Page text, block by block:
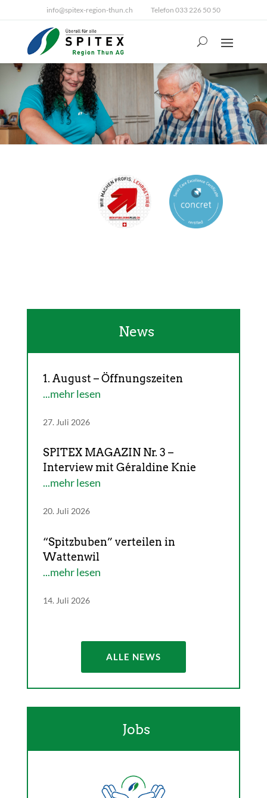
info@spitex-region-thun.ch Telefon 033 226 50 50
News
1. August – Öffnungszeiten
...mehr lesen
27. Juli 2026
SPITEX MAGAZIN Nr. 3 –
Interview mit Géraldine Knie
...mehr lesen
20. Juli 2026
“Spitzbuben” verteilen in
Wattenwil
...mehr lesen
14. Juli 2026
ALLE NEWS
Jobs